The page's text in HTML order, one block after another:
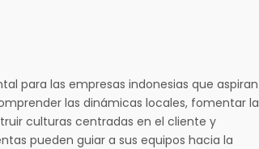
para las empresas indonesias que aspiran
las dinámicas locales, fomentar la
culturas centradas en el cliente y
pueden guiar a sus equipos hacia la